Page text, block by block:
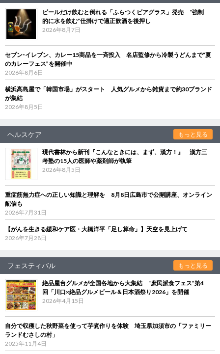
ビールだけ飲むと倒れる「ふらつくビアグラス」発売 “強制
的に水を飲む”仕掛けで適正飲酒を後押し
2026年8月7日
セブン‐イレブン、カレー15商品を一斉投入 名店監修から冷製うどんまで“夏
のカレーフェス”を開催中
2026年8月6日
横浜高島屋で「韓国市場」がスタート 人気グルメから雑貨まで約30ブランド
が集結
2026年8月5日
ヘルスケア もっと見る
現代書林から新刊『こんなときには、まず、漢方！』 漢方三
考塾の15人の医師や薬剤師が執筆
2026年8月5日
重症筋無力症への正しい知識と理解を 8月8日広島市で公開講座、オンライン
配信も
2026年7月31日
【がんを生きる緩和ケア医・大橋洋平「足し算命」】天空を見上げて
2026年7月28日
フェスティバル もっと見る
絶品屋台グルメが全国各地から大集結 “庶民派食フェス”第4
回「川口×絶品グルメビール＆日本酒祭り2026」を開催
2026年4月15日
自分で収穫した秋野菜を使って芋煮作りを体験 埼玉県加須市の「ファミリー
ランドむさしの村」
2025年11月4日